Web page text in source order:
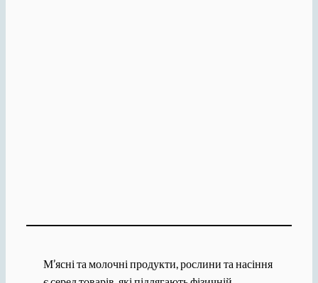
М’ясні та молочні продукти, рослини та насіння